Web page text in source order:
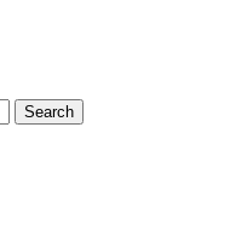
Search